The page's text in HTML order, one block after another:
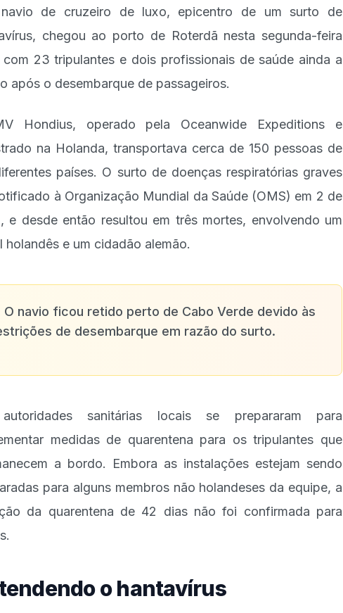
de cruzeiro de luxo, epicentro de um surto de
chegou ao porto de Roterdã nesta segunda-feira
com 23 tripulantes e dois profissionais de saúde ainda a
após o desembarque de passageiros.
Hondius, operado pela Oceanwide Expeditions e
na Holanda, transportava cerca de 150 pessoas de
países. O surto de doenças respiratórias graves
à Organização Mundial da Saúde (OMS) em 2 de
e desde então resultou em três mortes, envolvendo um
holandês e um cidadão alemão.
O navio ficou retido perto de Cabo Verde devido às
de desembarque em razão do surto.
sanitárias locais se prepararam para
medidas de quarentena para os tripulantes que
a bordo. Embora as instalações estejam sendo
para alguns membros não holandeses da equipe, a
da quarentena de 42 dias não foi confirmada para
o hantavírus